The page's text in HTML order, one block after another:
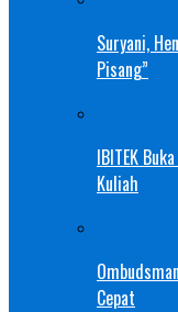
Suryani,
Pisang”
IBITEK
Kuliah
Cepat